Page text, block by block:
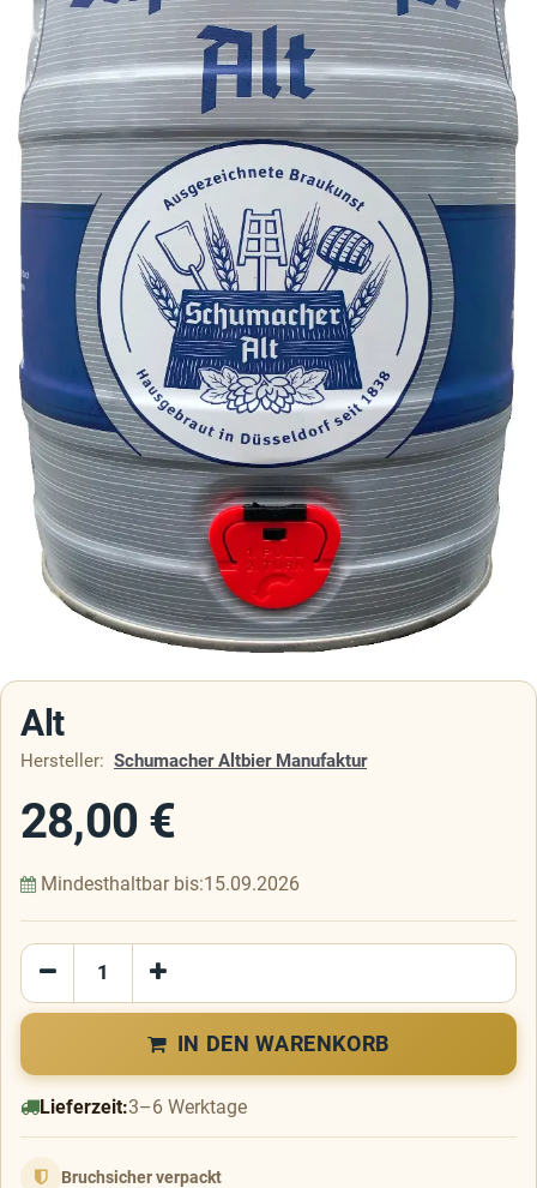
Alt
Hersteller: Schumacher Altbier Manufaktur
28,00 €
Mindesthaltbar bis:15.09.2026
IN DEN WARENKORB
Lieferzeit:3–6 Werktage
Bruchsicher verpackt